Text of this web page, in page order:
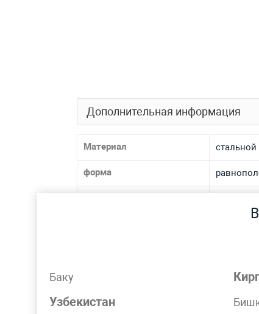
Баку
Узбекистан
Дополнительная информация
Материал стальной
форма
ГОСТ
Марка материала 10ХСНД,